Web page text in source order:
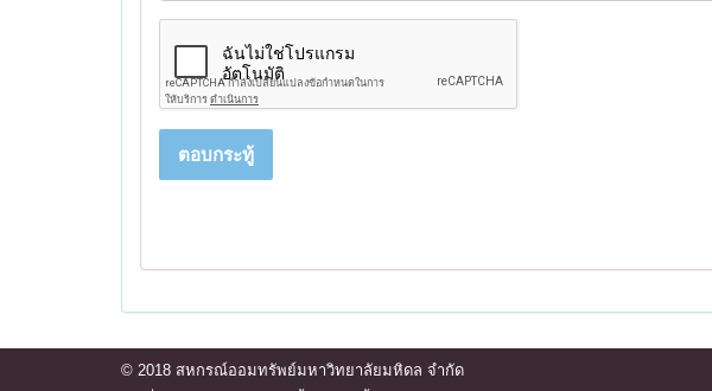
ตอบกระทู้
© 2018 สหกรณ์ออมทรัพย์มหาวิทยาลัยมหิดล จำกัด